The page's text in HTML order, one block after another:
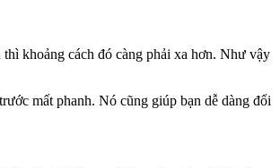
khoảng cách đó càng phải xa hơn. Như vậy
mất phanh. Nó cũng giúp bạn dễ dàng đổi